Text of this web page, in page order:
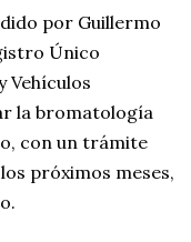
por Guillermo
Único
Vehículos
la bromatología
con un trámite
próximos meses,